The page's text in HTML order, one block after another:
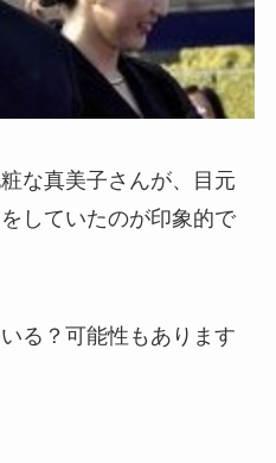
な真美子さんが、目元
していたのが印象的で
る？可能性もあります